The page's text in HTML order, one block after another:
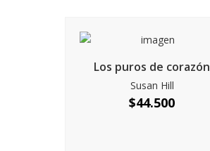
Los puros de corazón
Susan Hill
$44.500